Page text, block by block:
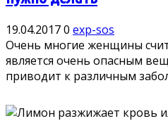
19.04.20170 exp-sos
Очень многие женщины
является очень опасным
приводит к различным